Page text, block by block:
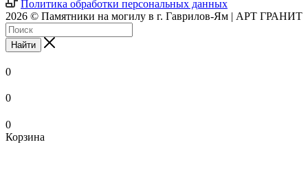
Политика обработки персональных данных
2026 © Памятники на могилу в г. Гаврилов-Ям | АРТ ГРАНИТ
Найти
0
0
0
Корзина